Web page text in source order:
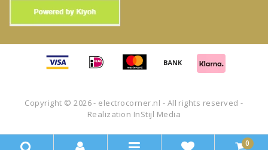
Copyright © 2026 - electrocorner.nl - All rights reserved -
Realization InStijl Media
0